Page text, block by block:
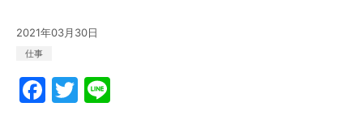
2021年03月30日
仕事
F
a
T
w